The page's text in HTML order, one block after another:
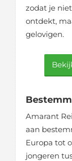
zodat je
ontdekt,
gelovigen.
Amarant
aan
Europa tot
jongeren